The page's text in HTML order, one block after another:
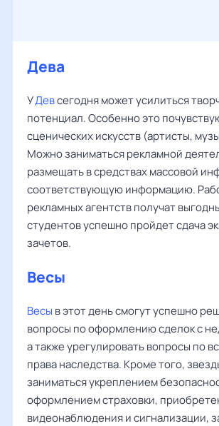
Дева
УДевсегодня может усилиться
потенциал. Особенно это
сценических искусств (артисты,
Можно заниматься рекламной
размещать в средствах массовой
соответствующую информацию.
рекламных агентств получат
студентов успешно пройдет сдача
зачетов.
Весы
Весы в этот день смогут успешно
вопросы по оформлению сделок с
а также урегулировать вопросы по
права наследства. Кроме того,
заниматься укреплением
оформлением страховки,
видеонаблюдения и сигнализации,